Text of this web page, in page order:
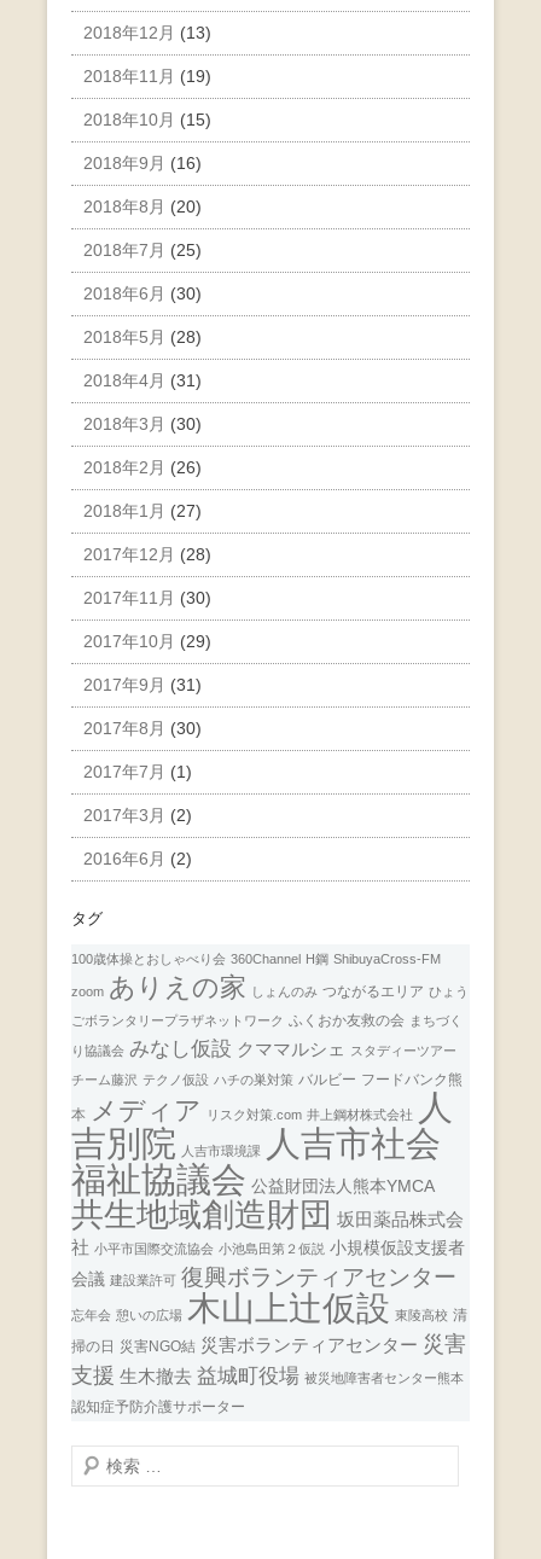
2018年12月 (13)
2018年11月 (19)
2018年10月 (15)
2018年9月 (16)
2018年8月 (20)
2018年7月 (25)
2018年6月 (30)
2018年5月 (28)
2018年4月 (31)
2018年3月 (30)
2018年2月 (26)
2018年1月 (27)
2017年12月 (28)
2017年11月 (30)
2017年10月 (29)
2017年9月 (31)
2017年8月 (30)
2017年7月 (1)
2017年3月 (2)
2016年6月 (2)
タグ
100歳体操とおしゃべり会 360Channel H鋼 ShibuyaCross-FM
zoom ありえの家 しょんのみ つながるエリア ひょう
ごボランタリープラザネットワーク ふくおか友救の会 まちづく
り協議会 みなし仮設 クママルシェ
スタディーツアー
チーム藤沢 テクノ仮設 ハチの巣対策 バルビー フードバンク熊
本 メディア リスク対策.com 井上鋼材株式会社
人
吉別院
人吉市環境課
人吉市社会
福祉協議会 公益財団法人熊本YMCA
共生地域創造財団 坂田薬品株式会
社 小平市国際交流協会 小池島田第２仮説 小規模仮設支援者
会議 建設業許可 復興ボランティアセンター
忘年会 憩いの広場 木山上辻仮設 東陵高校 清
掃の日 災害NGO結 災害ボランティアセンター 災害
支援 生木撤去 益城町役場 被災地障害者センター熊本
認知症予防介護サポーター
検
索